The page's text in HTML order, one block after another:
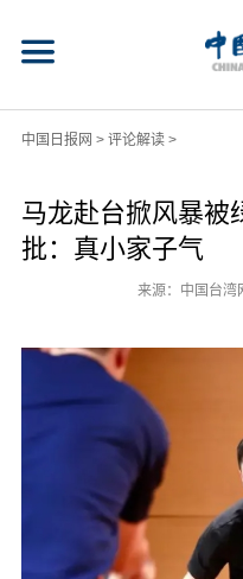
中国日报网 > 评论解读>
马龙赴台掀风暴被
批：真小家子气
来源：中国台湾